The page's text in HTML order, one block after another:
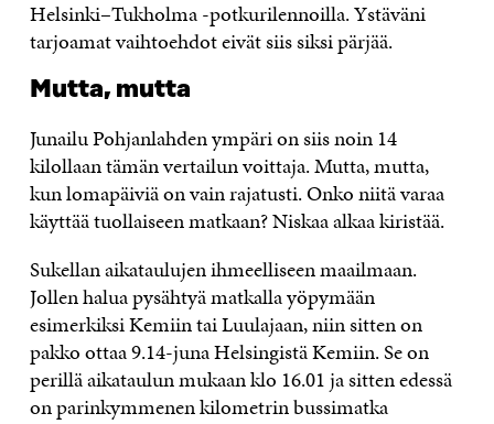
Helsinki–Tukholma -potkurilennoilla. Ystäväni
tarjoamat vaihtoehdot eivät siis siksi pärjää.
Mutta, mutta
Junailu Pohjanlahden ympäri on siis noin 14
kilollaan tämän vertailun voittaja. Mutta, mutta,
kun lomapäiviä on vain rajatusti. Onko niitä varaa
käyttää tuollaiseen matkaan? Niskaa alkaa kiristää.
Sukellan aikataulujen ihmeelliseen maailmaan.
Jollen halua pysähtyä matkalla yöpymään
esimerkiksi Kemiin tai Luulajaan, niin sitten on
pakko ottaa 9.14-juna Helsingistä Kemiin. Se on
perillä aikataulun mukaan klo 16.01 ja sitten edessä
on parinkymmenen kilometrin bussimatka